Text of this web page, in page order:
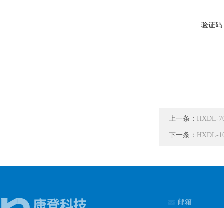
验证码
上一条： HXDL-
下一条： HXDL-
邮箱